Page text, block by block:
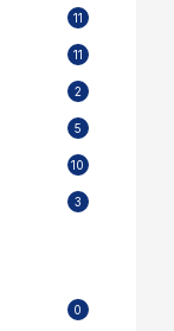
11
11
2
5
10
3
0